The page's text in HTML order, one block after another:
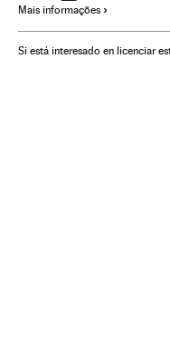
Golpes estado
História contemporânea
Mais informações
Si está interesado en licenciar